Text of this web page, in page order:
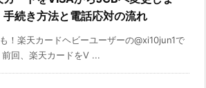
手続き方法と電話応対の流れ
！楽天カードヘビーユーザーの@xi10jun1で
回、楽天カードをV ...